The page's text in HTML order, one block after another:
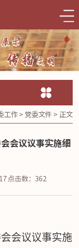
工作> 党委文件 > 正文
会议议事实施细
点击数： 362
会议议事实施